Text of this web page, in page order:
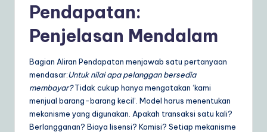
Pendapatan:
Penjelasan Mendalam
Bagian Aliran Pendapatan menjawab satu pertanyaan
mendasar:Untuk nilai apa pelanggan bersedia
membayar?Tidak cukup hanya mengatakan ‘kami
menjual barang-barang kecil’. Model harus menentukan
mekanisme yang digunakan. Apakah transaksi satu kali?
Berlangganan? Biaya lisensi? Komisi? Setiap mekanisme